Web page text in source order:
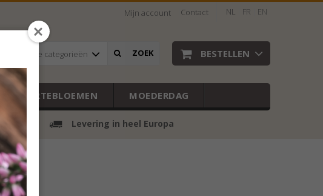
Mijn account Contact NL FR EN
Alle categorieën ZOEK BESTELLEN
GEBOORTEBLOEMEN MOEDERDAG
Levering in heel Europa